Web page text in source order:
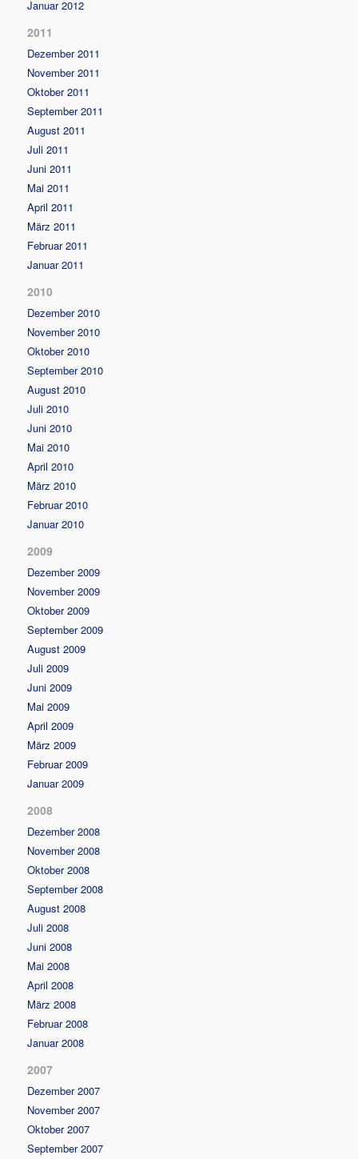
Januar 2012
2011
Dezember 2011
November 2011
Oktober 2011
September 2011
August 2011
Juli 2011
Juni 2011
Mai 2011
April 2011
März 2011
Februar 2011
Januar 2011
2010
Dezember 2010
November 2010
Oktober 2010
September 2010
August 2010
Juli 2010
Juni 2010
Mai 2010
April 2010
März 2010
Februar 2010
Januar 2010
2009
Dezember 2009
November 2009
Oktober 2009
September 2009
August 2009
Juli 2009
Juni 2009
Mai 2009
April 2009
März 2009
Februar 2009
Januar 2009
2008
Dezember 2008
November 2008
Oktober 2008
September 2008
August 2008
Juli 2008
Juni 2008
Mai 2008
April 2008
März 2008
Februar 2008
Januar 2008
2007
Dezember 2007
November 2007
Oktober 2007
September 2007